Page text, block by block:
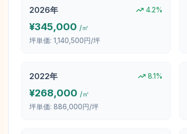
2026年 4.2%
¥345,000 /㎡
坪単価: 1,140,500円/坪
2022年 8.1%
¥268,000 /㎡
坪単価: 886,000円/坪